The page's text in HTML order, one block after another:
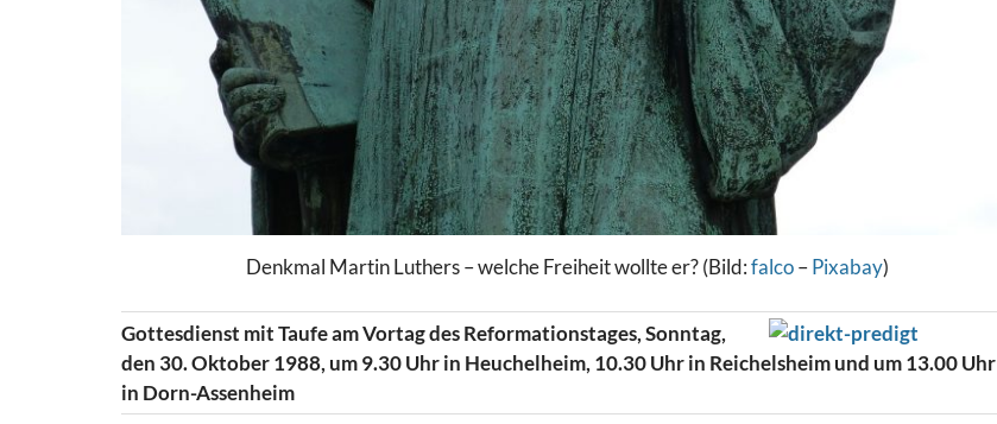
Denkmal Martin Luthers – welche Freiheit wollte er? (Bild:falco–Pixabay)
Gottesdienst mit Taufe am Vortag des Reformationstages, Sonntag,
den 30. Oktober 1988, um 9.30 Uhr in Heuchelheim, 10.30 Uhr in Reichelsheim und um 13.00 Uhr
in Dorn-Assenheim